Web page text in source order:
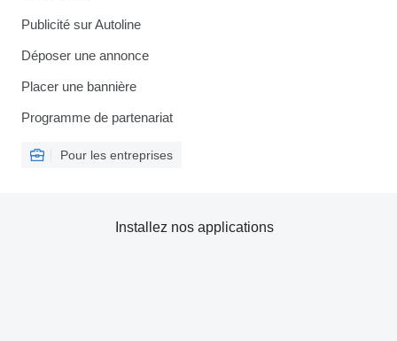
Publicité sur Autoline
Déposer une annonce
Placer une bannière
Programme de partenariat
Pour les entreprises
Installez nos applications